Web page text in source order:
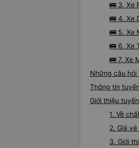
🚌 3. Xe
🚌 4. Xe
🚌 5. Xe
🚌 6. Xe
🚌 7. Xe
Những câu
Thông tin
Giới thiệu
1. Về
2. Giá
3. Giới